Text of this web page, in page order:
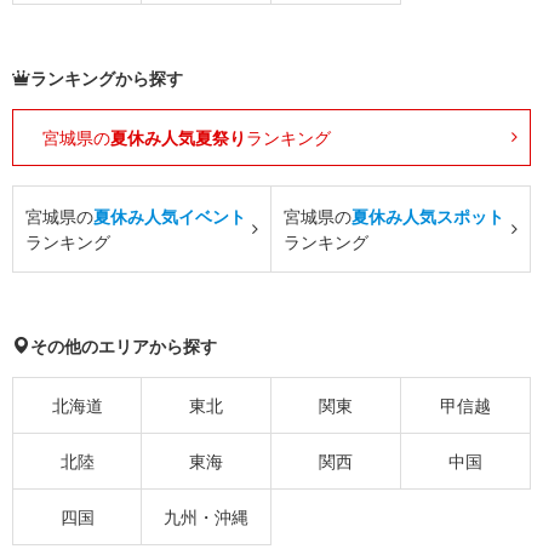
ランキングから探す
宮城県の夏休み人気夏祭り ランキング
宮城県の夏休み人気イベント
ランキング
宮城県の夏休み人気スポット
ランキング
その他のエリアから探す
北海道 東北 関東 甲信越
北陸 東海 関西 中国
四国 九州・沖縄